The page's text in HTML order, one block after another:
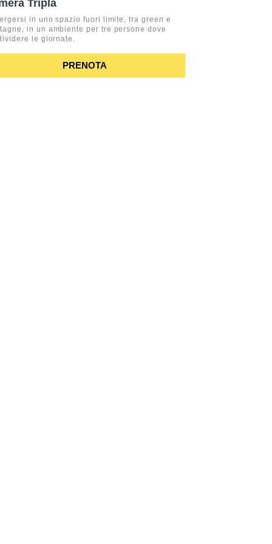
Tripla
in uno spazio fuori limite, tra green e
in un ambiente per tre persone dove
le giornate.
PRENOTA